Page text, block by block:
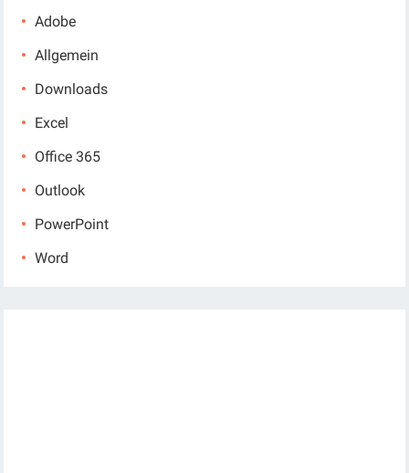
Adobe
Allgemein
Downloads
Excel
Office 365
Outlook
PowerPoint
Word